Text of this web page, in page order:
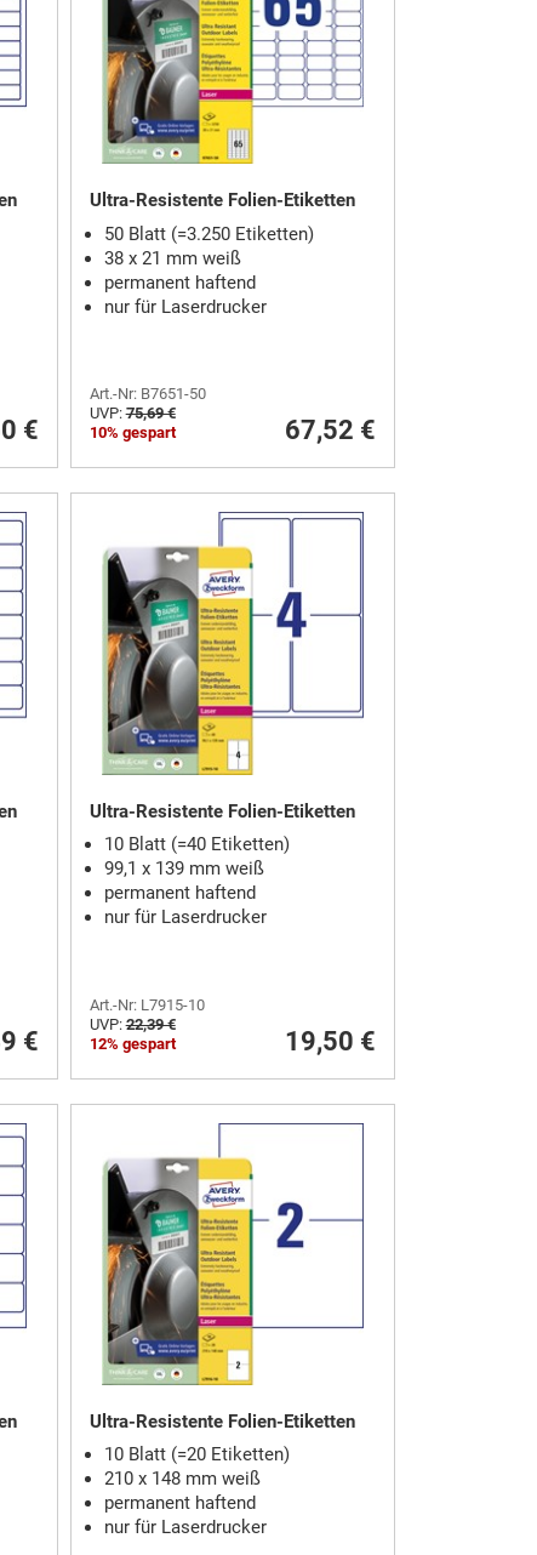
€
Ultra-Resistente Folien-Etiketten
50 Blatt (=3.250 Etiketten)
38 x 21 mm weiß
permanent haftend
nur für Laserdrucker
Art.-Nr: B7651-50
UVP:75,69 €
10% gespart
67,52 €
€
Ultra-Resistente Folien-Etiketten
10 Blatt (=40 Etiketten)
99,1 x 139 mm weiß
permanent haftend
nur für Laserdrucker
Art.-Nr: L7915-10
UVP:22,39 €
12% gespart
19,50 €
Ultra-Resistente Folien-Etiketten
10 Blatt (=20 Etiketten)
210 x 148 mm weiß
permanent haftend
nur für Laserdrucker